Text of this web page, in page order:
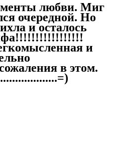
любви. Миг
очередной. Но
и осталось
и
в этом.